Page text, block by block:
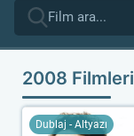
2008 Filmleri
Dublaj - Altyazı